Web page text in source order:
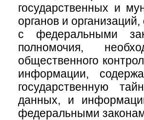
государственных и
органов и
с федеральными
полномочия,
общественного
информации,
государственную
данных, и
федеральными